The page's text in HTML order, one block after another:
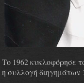
Το 1962 κυκλοφόρησε
η συλλογή διηγημάτων